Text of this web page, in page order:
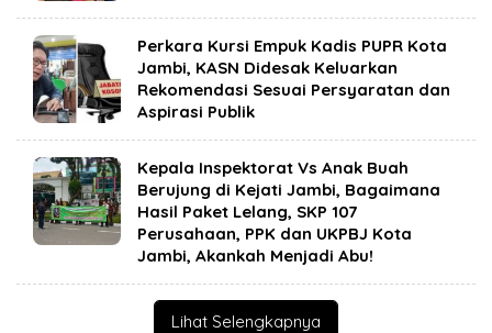
Perkara Kursi Empuk Kadis PUPR Kota
Jambi, KASN Didesak Keluarkan
Rekomendasi Sesuai Persyaratan dan
Aspirasi Publik
Kepala Inspektorat Vs Anak Buah
Berujung di Kejati Jambi, Bagaimana
Hasil Paket Lelang, SKP 107
Perusahaan, PPK dan UKPBJ Kota
Jambi, Akankah Menjadi Abu!
Lihat Selengkapnya